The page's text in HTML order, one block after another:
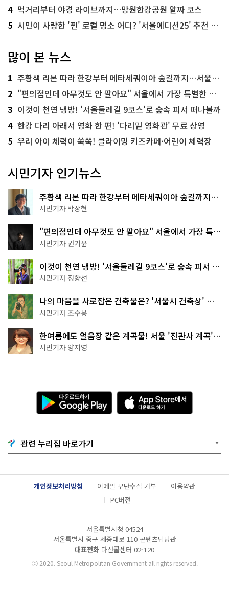
4 먹거리부터 야경 라이브까지…망원한강공원 알짜 코스
5 시민이 사랑한 '찐' 로컬 명소 어디? '서울에디션25' 추천 코스
많이 본 뉴스
1 주황색 리본 따라 한강부터 메타세쿼이아 숲길까지…서울둘레길 15코스
2 "편의점인데 아무것도 안 팔아요" 서울에서 가장 특별한 편의점의 정체
3 이것이 천연 냉방! '서울둘레길 9코스'로 숲속 피서 떠나볼까
4 한강 다리 아래서 영화 한 편! '다리밑 영화관' 무료 상영
5 우리 아이 체력이 쑥쑥! 클라이밍 키즈카페·어린이 체력장
시민기자 인기뉴스
주황색 리본 따라 한강부터 메타세쿼이아 숲길까지…
서울둘레길 15코스
시민기자 박상현
"편의점인데 아무것도 안 팔아요" 서울에서 가장 특별
한 편의점의 정체
시민기자 권기윤
이것이 천연 냉방! '서울둘레길 9코스'로 숲속 피서 떠
나볼까
시민기자 정향선
나의 마음을 사로잡은 건축물은? '서울시 건축상' 수
상작 공개!
시민기자 조수봉
한여름에도 얼음장 같은 계곡물! 서울 '진관사 계곡'이
천국이네~
시민기자 양지영
다
운
로
기
G
o
g
l
e
l
A
p
p
e
서
다
운
드
관련 누리집 바로가기
개인정보처리방침 이메일 무단수집 거부
이용약관
PC버전
서울특별시청 04524
서울특별시 중구 세종대로 110 콘텐츠담당관
대표전화 다산콜센터 02-120
ⓒ2020. Seoul Metropolitan Government all rights reserved.